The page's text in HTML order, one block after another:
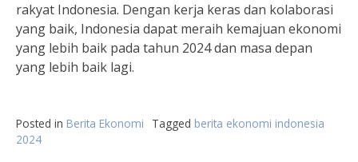
rakyat Indonesia. Dengan kerja keras dan kolaborasi
yang baik, Indonesia dapat meraih kemajuan ekonomi
yang lebih baik pada tahun 2024 dan masa depan
yang lebih baik lagi.
Posted in Berita Ekonomi Tagged berita ekonomi indonesia
2024